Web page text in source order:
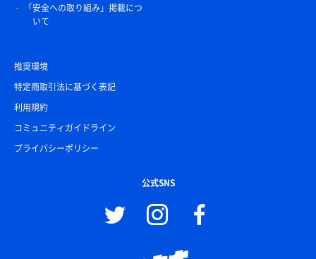
「安全への取り組み」掲載につ
いて
推奨環境
特定商取引法に基づく表記
利用規約
コミュニティガイドライン
プライバシーポリシー
公式SNS